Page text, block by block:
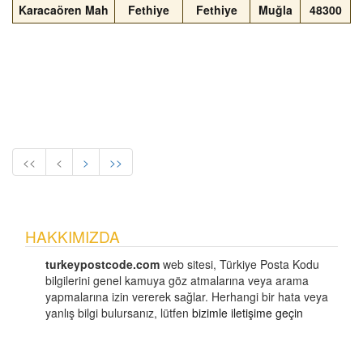
Karacaören Mah
Fethiye Fethiye Muğla 48300
<< < > >>
HAKKIMIZDA
turkeypostcode.com web sitesi, Türkiye Posta Kodu
bilgilerini genel kamuya göz atmalarına veya arama
yapmalarına izin vererek sağlar. Herhangi bir hata veya
yanlış bilgi bulursanız, lütfen bizimle iletişime geçin